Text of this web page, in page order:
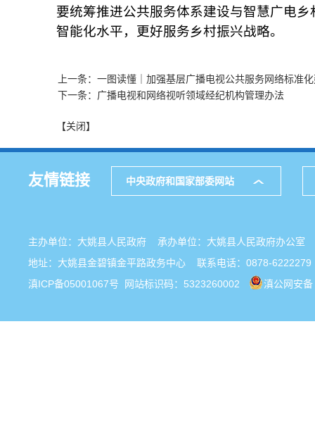
要统筹推进公共服务体系建设与智慧广电
智能化水平，更好服务乡村振兴战略。
上一条：一图读懂｜加强基层广播电视公共服务网络标准
下一条：广播电视和网络视听领域经纪机构管理办法
【关闭】
友情链接 中央政府和国家部委网站
主办单位：大姚县人民政府 承办单位：大姚县人民政府办公
地址：大姚县金碧镇金平路政务中心 联系电话：0878-6222279
滇ICP备05001067号 网站标识码：5323260002 滇公网安